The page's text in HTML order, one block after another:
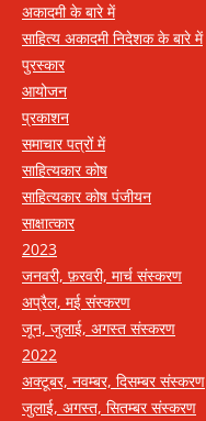
अकादमी के बारे में
साहित्य अकादमी निदेशक के बारे में
पुरस्कार
आयोजन
प्रकाशन
समाचार पत्रों में
साहित्यकार कोष
साहित्यकार कोष पंजीयन
साक्षात्कार
2023
जनवरी, फ़रवरी, मार्च संस्करण
अप्रैल, मई संस्करण
जून, जुलाई, अगस्त संस्करण
2022
अक्टूबर, नवम्बर, दिसम्बर संस्करण
जुलाई, अगस्त, सितम्बर संस्करण